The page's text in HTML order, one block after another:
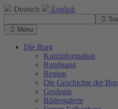
Deutsch English
Menu
Die Burg
Kurzinformation
Rundgang
Region
Die Geschichte der
Geologie
Bildergalerie